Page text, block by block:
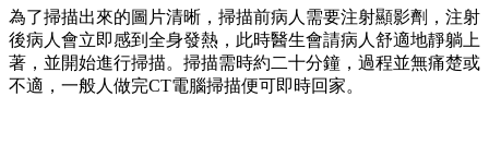
為了掃描出來的圖片清晰，掃描前病人需要注射顯影劑，注射
後病人會立即感到全身發熱，此時醫生會請病人舒適地靜躺上
著，並開始進行掃描。掃描需時約二十分鐘，過程並無痛楚或
不適，一般人做完CT電腦掃描便可即時回家。